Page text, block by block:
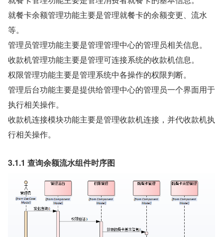
就餐卡余额管理功能主要是管理就餐卡的余额变更、流水
等。
管理员管理功能主要是管理管理中心的管理员相关信息。
收款机管理功能主要是管理可连接系统的收款机信息。
权限管理功能主要是管理系统中各操作的权限判断。
管理后台功能主要是提供给管理中心的管理员一个界面用于
执行相关操作。
收款机连接模块功能主要是管理收款机连接，并代收款机执
行相关操作。
3.1.1 查询余额流水组件时序图